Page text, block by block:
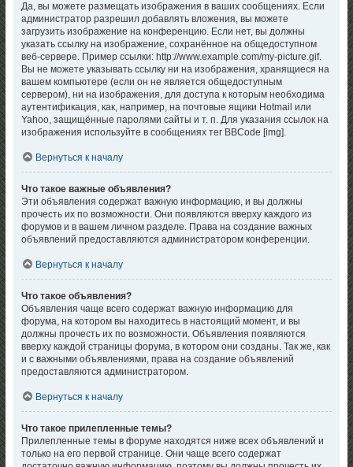
Да, вы можете размещать изображения в ваших сообщениях. Если
администратор разрешил добавлять вложения, вы можете
загрузить изображение на конференцию. Если нет, вы должны
указать ссылку на изображение, сохранённое на общедоступном
веб-сервере. Пример ссылки: http://www.example.com/my-picture.gif.
Вы не можете указывать ссылку ни на изображения, хранящиеся на
вашем компьютере (если он не является общедоступным
сервером), ни на изображения, для доступа к которым необходима
аутентификация, как, например, на почтовые ящики Hotmail или
Yahoo, защищённые паролями сайты и т. п. Для указания ссылок на
изображения используйте в сообщениях тег BBCode [img].
Вернуться к началу
Что такое важные объявления?
Эти объявления содержат важную информацию, и вы должны
прочесть их по возможности. Они появляются вверху каждого из
форумов и в вашем личном разделе. Права на создание важных
объявлений предоставляются администратором конференции.
Вернуться к началу
Что такое объявления?
Объявления чаще всего содержат важную информацию для
форума, на котором вы находитесь в настоящий момент, и вы
должны прочесть их по возможности. Объявления появляются
вверху каждой страницы форума, в котором они созданы. Так же, как
и с важными объявлениями, права на создание объявлений
предоставляются администратором.
Вернуться к началу
Что такое прилепленные темы?
Прилепленные темы в форуме находятся ниже всех объявлений и
только на его первой странице. Они чаще всего содержат